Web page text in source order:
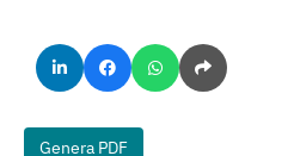
Genera PDF